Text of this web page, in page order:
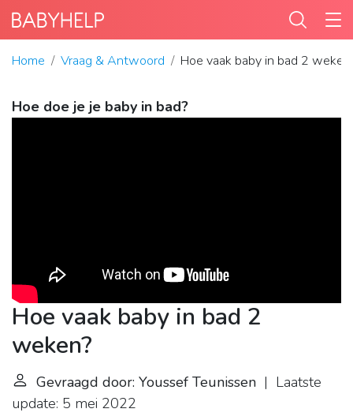
Home Vraag & Antwoord Hoe vaak baby in bad 2
Hoe doe je je baby in bad?
Hoe vaak baby in bad 2
weken?
Gevraagd door: Youssef Teunissen | Laatste
update: 5 mei 2022